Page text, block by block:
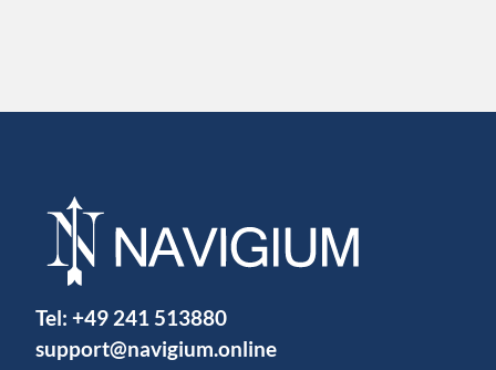
Tel: +49 241 513880
support@navigium.online